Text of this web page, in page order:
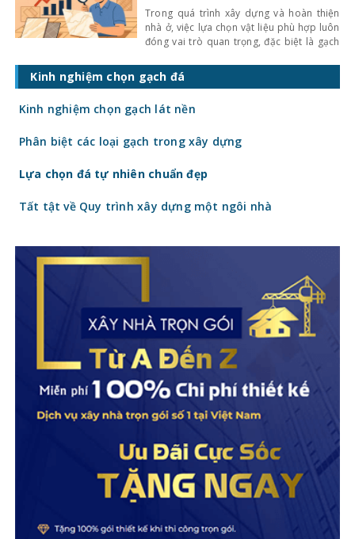
Trong quá trình xây dựng và hoàn thiện
nhà ở, việc lựa chọn vật liệu phù hợp luôn
đóng vai trò quan trọng, đặc biệt là gạch
giá gạch ốp lát hiện nay còn quyết định
trực tiếp đến tổng chi phí công trình. Vậy
Kinh nghiệm chọn gạch đá
Kinh nghiệm chọn gạch lát nền
Phân biệt các loại gạch trong xây dựng
Lựa chọn đá tự nhiên chuẩn đẹp
Tất tật về Quy trình xây dựng một ngôi nhà